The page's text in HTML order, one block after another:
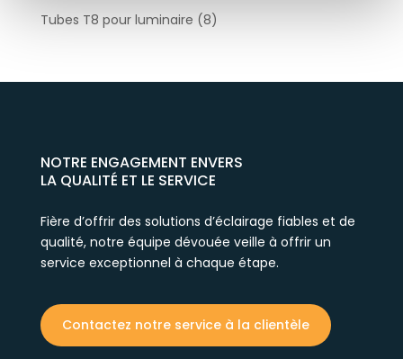
Tubes T8 pour luminaire (8)
NOTRE ENGAGEMENT ENVERS
LA QUALITÉ ET LE SERVICE
Fière d’offrir des solutions d’éclairage fiables et de
qualité, notre équipe dévouée veille à offrir un
service exceptionnel à chaque étape.
Contactez notre service à la clientèle